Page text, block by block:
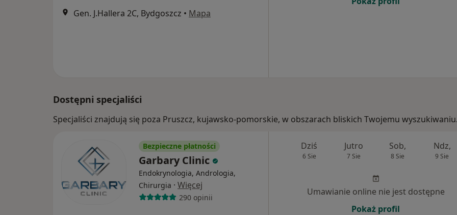
Gen. J.Hallera 2C, Bydgoszcz • Mapa
Dostępni specjaliści
Specjaliści znajdują się poza Pruszcz, kujawsko-pomorskie, w obszarach bliskich Twojemu wyszukiwaniu.
Bezpieczne płatności
Garbary Clinic
Endokrynologia, Andrologia,
Chirurgia · Więcej
290 opinii
Dziś
6 Sie
Jutro
7 Sie
Sob,
8 Sie
Ndz,
9 Sie
Umawianie online nie jest dostępne
Pokaż profil